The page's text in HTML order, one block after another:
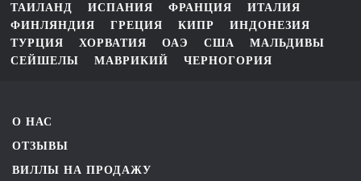
ТАИЛАНД ИСПАНИЯ ФРАНЦИЯ
ИТАЛИЯ
ФИНЛЯНДИЯ
ГРЕЦИЯ КИПР
ИНДОНЕЗИЯ
ТУРЦИЯ
ХОРВАТИЯ ОАЭ США
МАЛЬДИВЫ
СЕЙШЕЛЫ
МАВРИКИЙ ЧЕРНОГОРИЯ
О НАС
ОТЗЫВЫ
ВИЛЛЫ НА ПРОДАЖУ